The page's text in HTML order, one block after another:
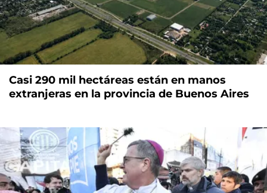
Casi 290 mil hectáreas están en manos
extranjeras en la provincia de Buenos Aires